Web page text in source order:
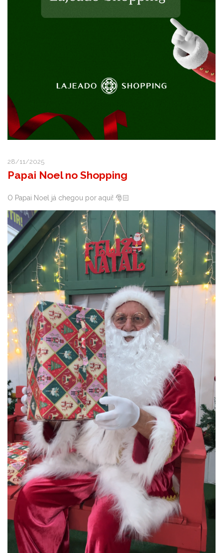
28/11/2025
Papai Noel no Shopping
O Papai Noel já chegou por aqui! 🎅🏻